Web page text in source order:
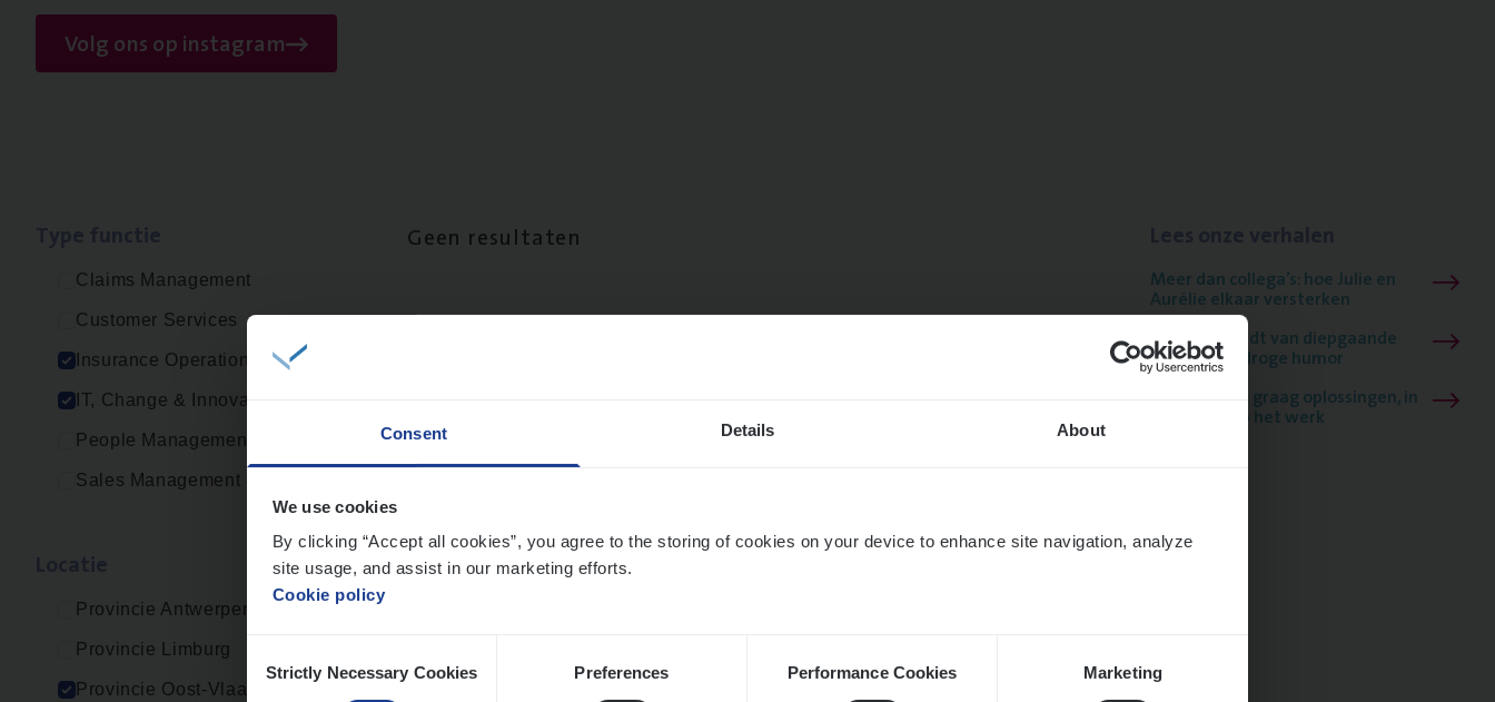
Consent Details About
We use cookies
By clicking “Accept all cookies”, you agree to the storing of cookies on your device to enhance site navigation, analyze
site usage, and assist in our marketing efforts.
Cookie policy
Selection
Strictly Necessary Cookies Preferences Performance Cookies Marketing
Volg ons op instagram
Claims Management
Customer Services
Insurance Operations
IT, Change & Innovation
People Management
Sales Management
Provincie Antwerpen
Provincie Limburg
Provincie Oost-Vlaanderen
Geen resultaten
Meer dan collega’s: hoe Julie en
Aurélie elkaar versterken
Mathias houdt van diepgaande
dossiers én droge humor
Thalia zoekt graag oplossingen, in
games én op het werk